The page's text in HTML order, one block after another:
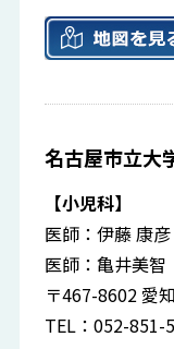
名古屋市立大
【小児科】
医師：伊藤 康彦
医師：亀井美智
〒467-8602 愛
TEL：052-851-